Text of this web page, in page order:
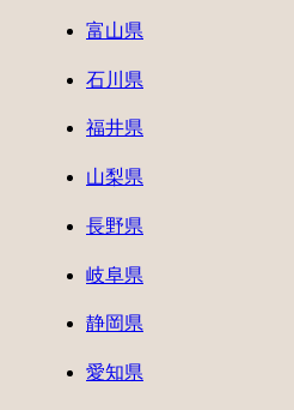
富山県
石川県
福井県
山梨県
長野県
岐阜県
静岡県
愛知県